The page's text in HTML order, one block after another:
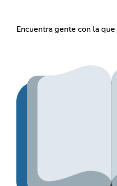
Encuentra gente con la